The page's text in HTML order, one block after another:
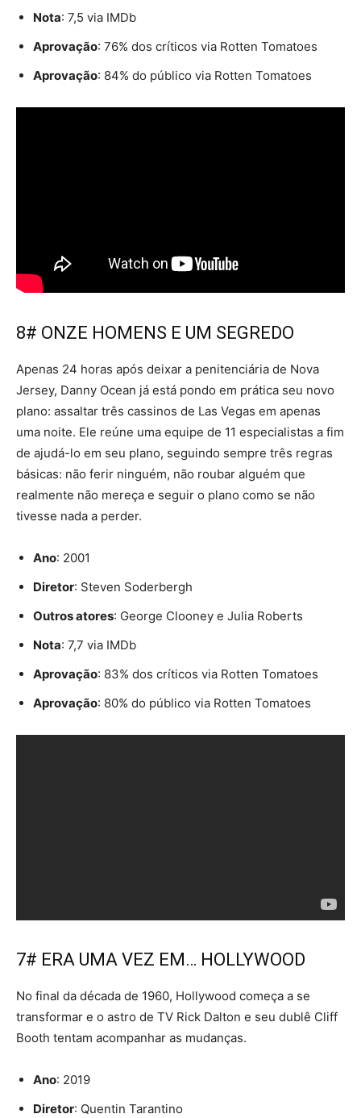
Nota: 7,5 via IMDb
Aprovação: 76% dos críticos via Rotten Tomatoes
Aprovação: 84% do público via Rotten Tomatoes
8# ONZE HOMENS E UM SEGREDO
Apenas 24 horas após deixar a penitenciária de Nova
Jersey, Danny Ocean já está pondo em prática seu novo
plano: assaltar três cassinos de Las Vegas em apenas
uma noite. Ele reúne uma equipe de 11 especialistas a fim
de ajudá-lo em seu plano, seguindo sempre três regras
básicas: não ferir ninguém, não roubar alguém que
realmente não mereça e seguir o plano como se não
tivesse nada a perder.
Ano: 2001
Diretor: Steven Soderbergh
Outros atores: George Clooney e Julia Roberts
Nota: 7,7 via IMDb
Aprovação: 83% dos críticos via Rotten Tomatoes
Aprovação: 80% do público via Rotten Tomatoes
7# ERA UMA VEZ EM… HOLLYWOOD
No final da década de 1960, Hollywood começa a se
transformar e o astro de TV Rick Dalton e seu dublê Cliff
Booth tentam acompanhar as mudanças.
Ano: 2019
Diretor: Quentin Tarantino